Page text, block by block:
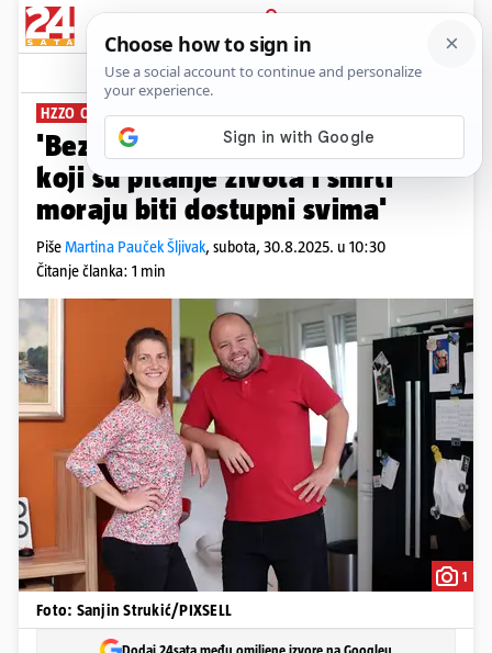
PRIJAVA
News Komentari
HZZO OGRANIČAVA LIJEK
'Bez inzulina umiremo. Lijekovi
koji su pitanje života i smrti
moraju biti dostupni svima'
PišeMartina Pauček Šljivak, subota, 30.8.2025. u 10:30
Čitanje članka: 1 min
1
Foto: Sanjin Strukić/PIXSELL